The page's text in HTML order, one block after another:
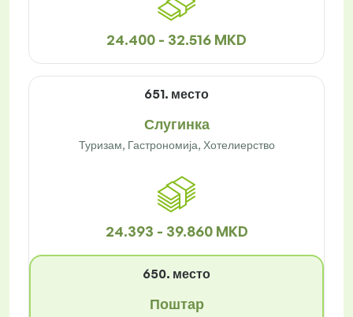
24.400 - 32.516 MKD
651. место
Слугинка
Туризам, Гастрономија, Хотелиерство
24.393 - 39.860 MKD
650. место
Поштар